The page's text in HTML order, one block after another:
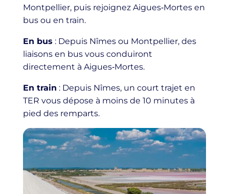
Montpellier, puis rejoignez Aigues‑Mortes en
bus ou en train.
En bus : Depuis Nîmes ou Montpellier, des
liaisons en bus vous conduiront
directement à Aigues‑Mortes.
En train : Depuis Nîmes, un court trajet en
TER vous dépose à moins de 10 minutes à
pied des remparts.